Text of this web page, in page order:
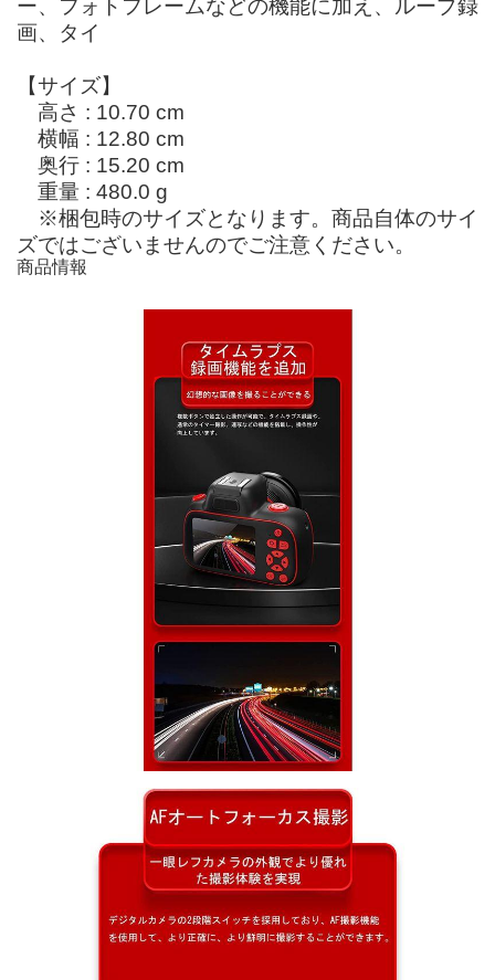
ー、フォトフレームなどの機能に加え、ループ録
画、タイ
【サイズ】
高さ : 10.70 cm
横幅 : 12.80 cm
奥行 : 15.20 cm
重量 : 480.0 g
※梱包時のサイズとなります。商品自体のサイ
ズではございませんのでご注意ください。
商品情報